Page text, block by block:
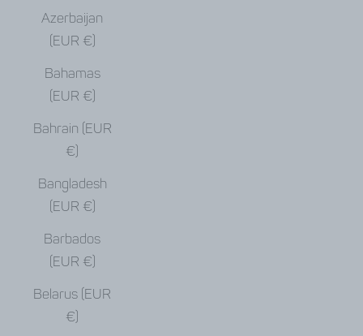
Azerbaijan
(EUR €)
Bahamas
(EUR €)
Bahrain (EUR
€)
Bangladesh
(EUR €)
Barbados
(EUR €)
Belarus (EUR
€)